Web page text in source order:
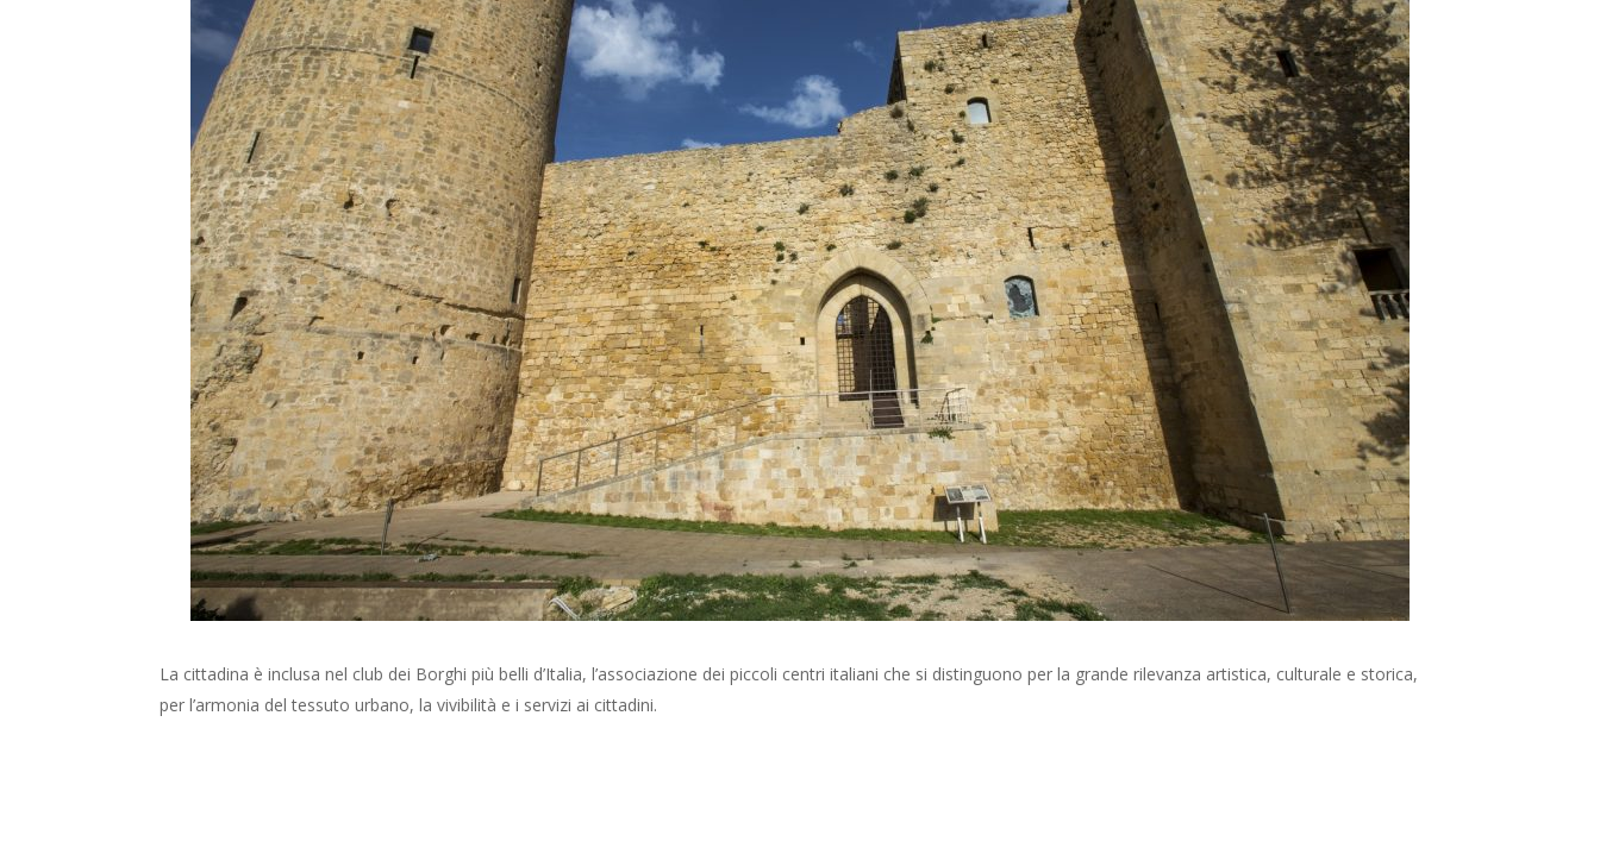
La cittadina è inclusa nel club dei Borghi più belli d’Italia, l’associazione dei piccoli centri italiani che si distinguono per la grande rilevanza artistica, culturale e storica,
per l’armonia del tessuto urbano, la vivibilità e i servizi ai cittadini.